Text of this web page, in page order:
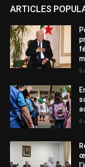
ARTICLES
9
9